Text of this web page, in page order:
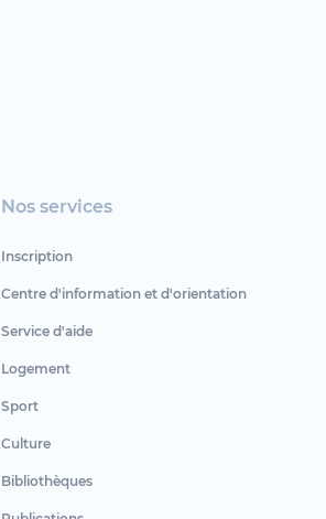
Nos services
Inscription
Centre d'information et d'orientation
Service d'aide
Logement
Sport
Culture
Bibliothèques